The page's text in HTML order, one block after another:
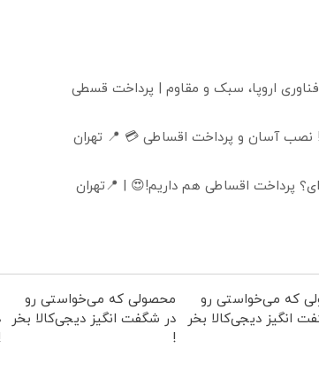
اروپا، سبک و مقاوم | پرداخت قسطی
آسان و پرداخت اقساطی 💳 📍 تهران
پرداخت اقساطی هم داریم!😍 | 📍تهران
که می‌خواستی رو
انگیز دیجی‌کالا بخر
محصولی که می‌خواستی رو
در شگفت انگیز دیجی‌کالا بخر
!